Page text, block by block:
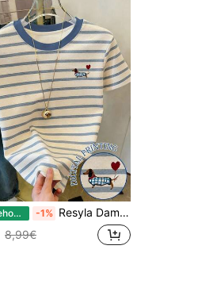
EU Warehouse -1% Resyla Damen Kurzarm Top / digitale Streifen / Cartoon Welpen Muster / süßer und niedlicher Stil / lässiges und vielseitiges Damen Rundhals Kurzarm Top / Frühlings-/Sommer Damen Top
8,99€